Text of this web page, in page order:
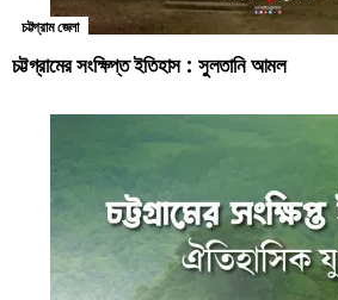
চট্টগ্রাম জেলা
চট্টগ্রামের সংক্ষিপ্ত ইতিহাস : সুলতানি আমল